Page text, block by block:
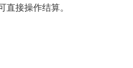
接操作结算。